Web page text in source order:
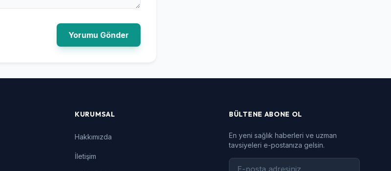
Yorumu Gönder
KURUMSAL
Hakkımızda
İletişim
BÜLTENE ABONE OL
En yeni sağlık haberleri ve uzman
tavsiyeleri e-postanıza gelsin.